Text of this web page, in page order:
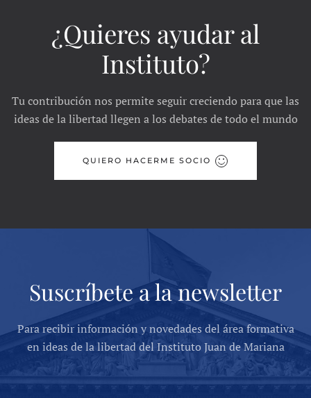
¿Quieres ayudar al
Instituto?
Tu contribución nos permite seguir creciendo para que las
ideas de la libertad llegen a los debates de todo el mundo
QUIERO HACERME SOCIO
Suscríbete a la newsletter
Para recibir información y novedades del área formativa
en ideas de la libertad del Instituto Juan de Mariana